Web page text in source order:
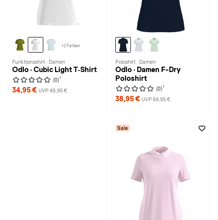
+2 Farben
Funktionsshirt · Damen
Odlo · Cubic Light T‑Shirt
(0) 1
34,95 € UVP 49,95 €
Poloshirt · Damen
Odlo · Damen F-Dry
Poloshirt
(0) 1
38,95 € UVP 64,95 €
Sale